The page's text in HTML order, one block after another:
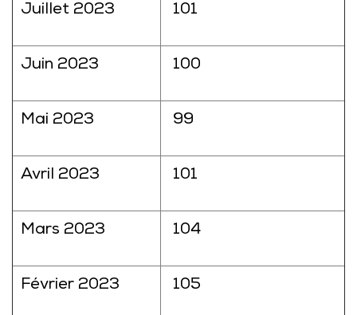
Juillet 2023 101
Juin 2023 100
Mai 2023 99
Avril 2023 101
Mars 2023 104
Février 2023 105